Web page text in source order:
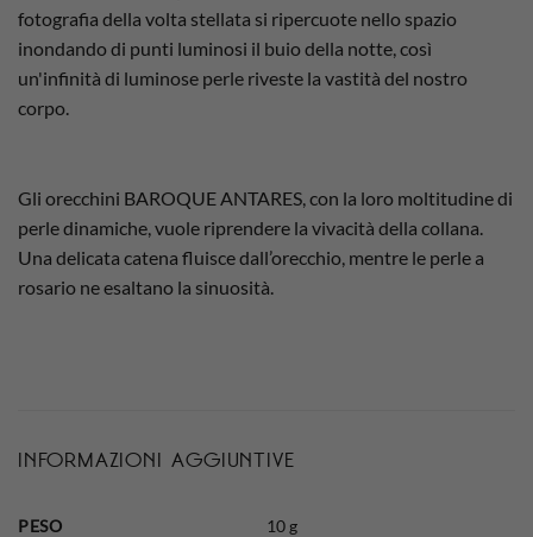
fotografia della volta stellata si ripercuote nello spazio
inondando di punti luminosi il buio della notte, così
un'infinità di luminose perle riveste la vastità del nostro
corpo.
Gli orecchini BAROQUE ANTARES, con la loro moltitudine di
perle dinamiche, vuole riprendere la vivacità della collana.
Una delicata catena fluisce dall’orecchio, mentre le perle a
rosario ne esaltano la sinuosità.
INFORMAZIONI AGGIUNTIVE
PESO
10 g